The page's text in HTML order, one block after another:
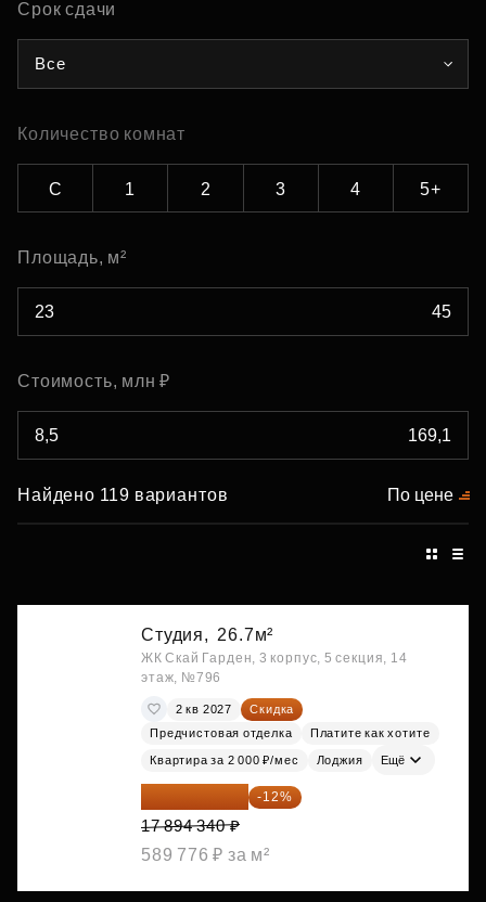
Срок сдачи
Все
Количество комнат
С 1 2 3 4 5+
Площадь, м²
Стоимость, млн ₽
Найдено 119 вариантов По цене
Студия, 26.7м²
ЖК Скай Гарден, 3 корпус, 5 секция, 14
этаж, №796
2 кв 2027
Скидка
Предчистовая отделка
Платите как хотите
Квартира за 2 000 ₽/мес Лоджия Ещё
15 747 019 ₽ -12%
17 894 340 ₽
589 776 ₽ за м²